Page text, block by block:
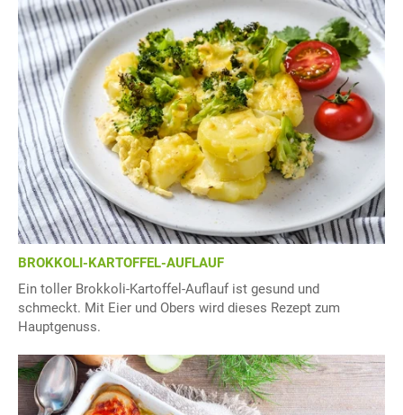
BROKKOLI-KARTOFFEL-AUFLAUF
Ein toller Brokkoli-Kartoffel-Auflauf ist gesund und
schmeckt. Mit Eier und Obers wird dieses Rezept zum
Hauptgenuss.